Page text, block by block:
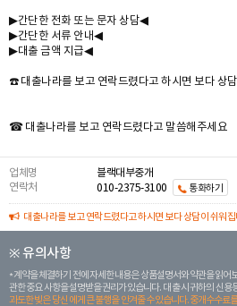
▶간단한 전화 또는 문자 상담◀
▶간단한 서류 안내◀
▶대출 금액 지급◀
☎️ 대출나라를 보고 연락드렸다고 하시면 보다 상
☎ 대출나라를 보고 연락드렸다고 말씀해주세요
업체명
블랙대부중개
연락처
010-2375-3100 통화하기
대출나라를 보고 연락드렸다고 하시면 보다 상담이 쉬워
※ 유의사항
계약을 체결하기 전에 자세한 내용은 상품설명서와 약관을 읽어
관한 중요 사항을 설명받을 권리가 있습니다. 대 출 시 귀하의 신
과도한 빚은 당신 에게 큰 불행을 안겨줄 수 있습니다. 중개수수료